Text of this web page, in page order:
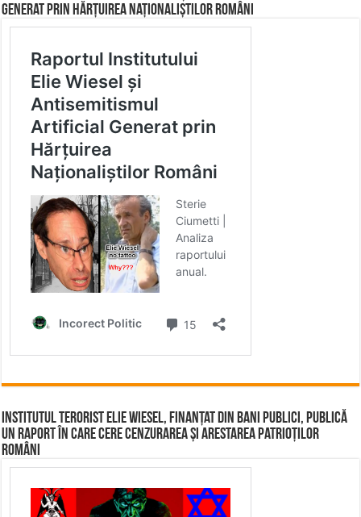
Generat prin Hărțuirea Naționaliștilor Români
Institutul terorist Elie Wiesel, finanțat din bani publici, publică
un raport în care cere cenzurarea și arestarea patrioților
români